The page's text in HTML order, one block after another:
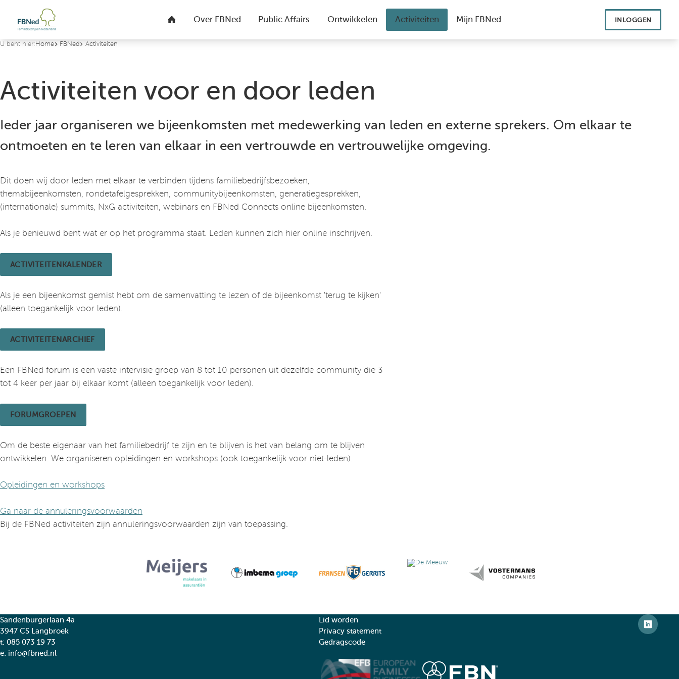
INLOGGEN
U bent hier: Home FBNed Activiteiten
Activiteiten voor en door leden
Ieder jaar organiseren we bijeenkomsten met medewerking van leden en externe sprekers. Om elkaar te
ontmoeten en te leren van elkaar in een vertrouwde en vertrouwelijke omgeving.
Dit doen wij door leden met elkaar te verbinden tijdens familiebedrijfsbezoeken,
themabijeenkomsten, rondetafelgesprekken, communitybijeenkomsten, generatiegesprekken,
(internationale) summits, NxG activiteiten, webinars en FBNed Connects online bijeenkomsten.
Als je benieuwd bent wat er op het programma staat. Leden kunnen zich hier online inschrijven.
ACTIVITEITENKALENDER
Als je een bijeenkomst gemist hebt om de samenvatting te lezen of de bijeenkomst 'terug te kijken'
(alleen toegankelijk voor leden).
ACTIVITEITENARCHIEF
Een FBNed forum is een vaste intervisie groep van 8 tot 10 personen uit dezelfde community die 3
tot 4 keer per jaar bij elkaar komt (alleen toegankelijk voor leden).
FORUMGROEPEN
Om de beste eigenaar van het familiebedrijf te zijn en te blijven is het van belang om te blijven
ontwikkelen. We organiseren opleidingen en workshops (ook toegankelijk voor niet-leden).
Opleidingen en workshops
Ga naar de annuleringsvoorwaarden
Bij de FBNed activiteiten zijn annuleringsvoorwaarden zijn van toepassing.
Sandenburgerlaan 4a
3947 CS Langbroek
t: 085 073 19 73
e: info@fbned.nl
Lid worden
Privacy statement
Gedragscode